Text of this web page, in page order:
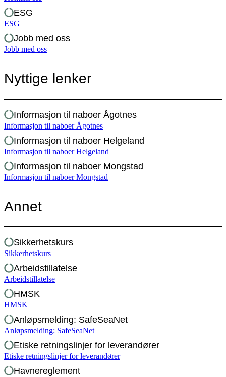
ESG
ESG
Jobb med oss
Jobb med oss
Nyttige lenker
Informasjon til naboer Ågotnes
Informasjon til naboer Ågotnes
Informasjon til naboer Helgeland
Informasjon til naboer Helgeland
Informasjon til naboer Mongstad
Informasjon til naboer Mongstad
Annet
Sikkerhetskurs
Sikkerhetskurs
Arbeidstillatelse
Arbeidstillatelse
HMSK
HMSK
Anløpsmelding: SafeSeaNet
Anløpsmelding: SafeSeaNet
Etiske retningslinjer for leverandører
Etiske retningslinjer for leverandører
Havnereglement